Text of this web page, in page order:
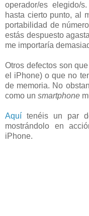
operador/es elegido/
hasta cierto punto, al
portabilidad de
estás despuesto
me importaría
Otros defectos son
el iPhone) o que no
de memoria. No
como un smartphone
Aquí tenéis un par
mostrándolo en
iPhone.